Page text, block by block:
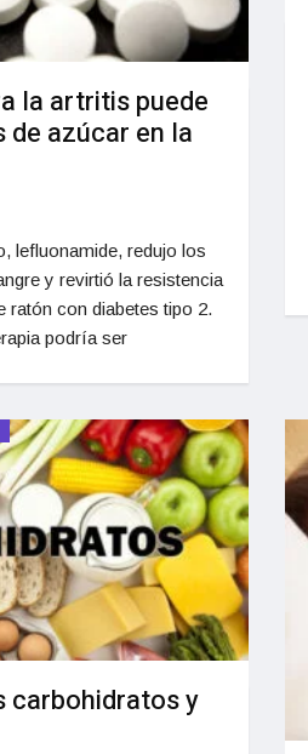
la artritis puede
azúcar en la
lefluonamide, redujo los
y revirtió la resistencia
ratón con diabetes tipo 2.
podría ser
carbohidratos y